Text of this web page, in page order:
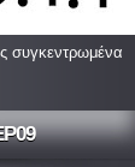
συγκεντρωμένα